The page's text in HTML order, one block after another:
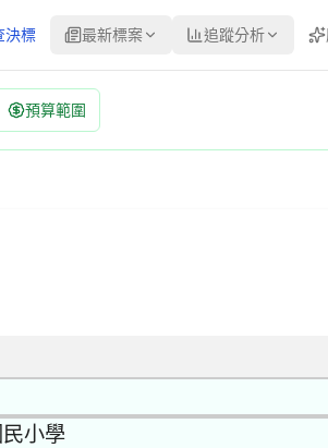
決標 最新標案 追蹤分析
預算範圍
得報價單或企劃書 更正公告
劃書 | 決標方式：參考最有利標精神
小學